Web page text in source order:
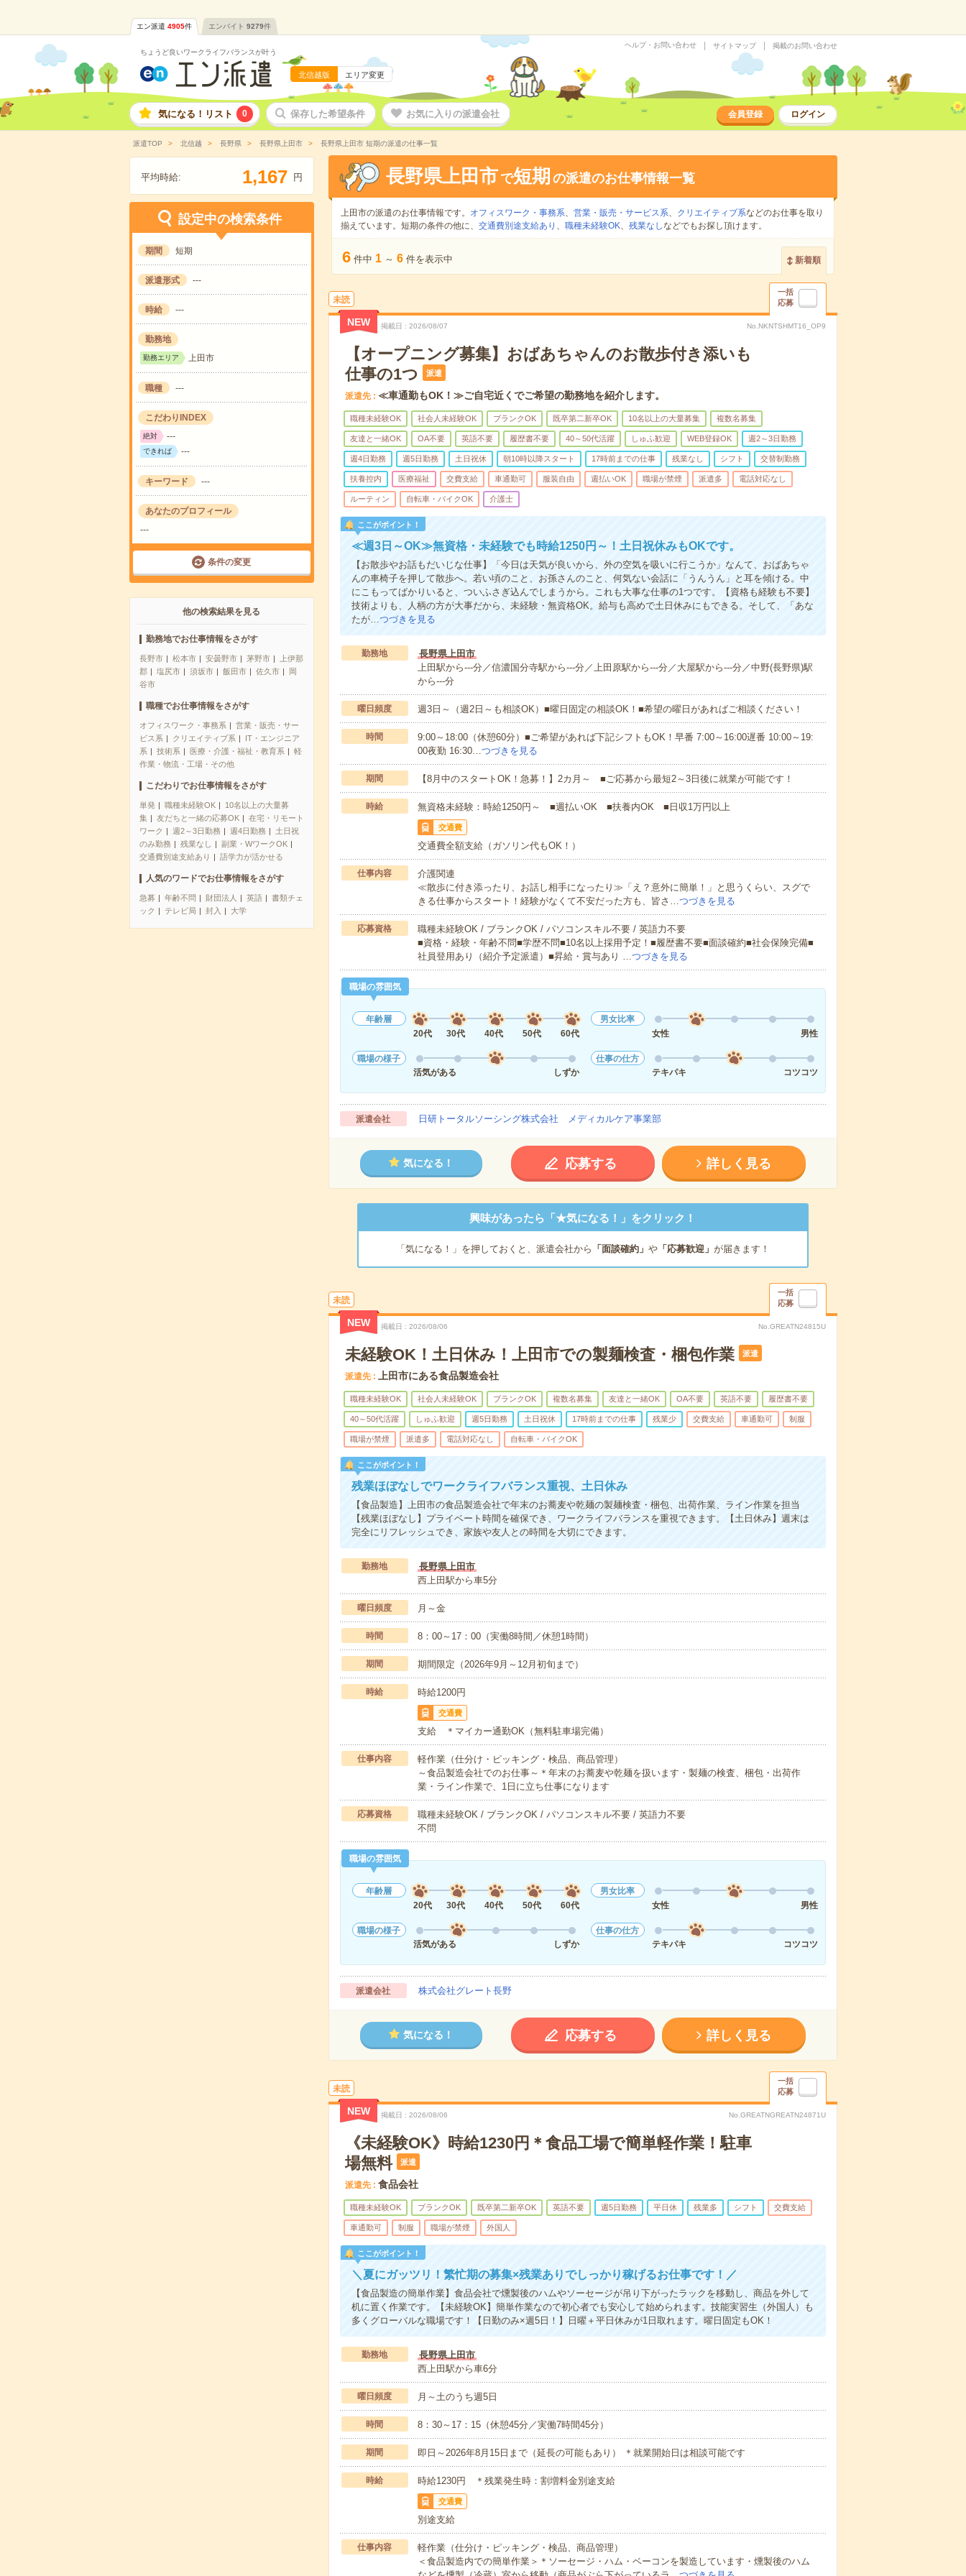
エン派遣 4905件 エンバイト 9279件
ちょうど良いワークライフバランスが叶う
北信越版 エリア変更
ヘルプ・お問い合わせ サイトマップ 掲載のお問い合わせ
気になる！リスト 0 保存した希望条件 お気に入りの派遣会社 会員登録 ログイン
派遣TOP 北信越 長野県 長野県上田市 長野県上田市 短期の派遣の仕事一覧
平均時給: 1,167 円
設定中の検索条件
期間 短期
派遣形式 ---
時給 ---
勤務地
勤務エリア 上田市
職種 ---
こだわりINDEX
絶対 ---
できれば ---
キーワード ---
あなたのプロフィール
---
条件の変更
他の検索結果を見る
勤務地でお仕事情報をさがす
長野市 松本市 安曇野市 茅野市
上伊那
郡
塩尻市 須坂市 飯田市 佐久市
岡
谷市
職種でお仕事情報をさがす
オフィスワーク・事務系
営業・販売・サー
ビス系
クリエイティブ系
IT・エンジニア
系
技術系 医療・介護・福祉・教育系
軽
作業・物流・工場・その他
こだわりでお仕事情報をさがす
単発 職種未経験OK
10名以上の大量募
集
友だちと一緒の応募OK
在宅・リモート
ワーク
週2～3日勤務 週4日勤務
土日祝
のみ勤務
残業なし
副業・WワークOK
交通費別途支給あり
語学力が活かせる
人気のワードでお仕事情報をさがす
急募 年齢不問 財団法人 英語
書類チェ
ック
テレビ局 封入 大学
長野県上田市 で短期 の派遣のお仕事情報一覧
上田市の派遣のお仕事情報です。 オフィスワーク・事務系、 営業・販売・サービス系、 クリエイティブ系などのお仕事を取り
揃えています。短期の条件の他に、 交通費別途支給あり 、 職種未経験OK、 残業なしなどでもお探し頂けます。
6 件中 1 ～ 6 件を表示中 新着順
未読
一括
応募
NEW 掲載日 2026/08/07 No.NKNTSHMT16_OP9
【オープニング募集】おばあちゃんのお散歩付き添いも
仕事の1つ
派遣
派遣先 ≪車通勤もOK！≫ご自宅近くでご希望の勤務地を紹介します。
職種未経験OK 社会人未経験OK ブランクOK 既卒第二新卒OK 10名以上の大量募集 複数名募集
友達と一緒OK OA不要 英語不要 履歴書不要 40～50代活躍 しゅふ歓迎 WEB登録OK 週2～3日勤務
週4日勤務 週5日勤務 土日祝休 朝10時以降スタート 17時前までの仕事 残業なし シフト 交替制勤務
扶養控内 医療福祉 交費支給 車通勤可 服装自由 週払いOK 職場が禁煙 派遣多 電話対応なし
ルーティン 自転車・バイクOK 介護士
ここがポイント！
≪週3日～OK≫無資格・未経験でも時給1250円～！土日祝休みもOKです。
【お散歩やお話もだいじな仕事】「今日は天気が良いから、外の空気を吸いに行こうか」なんて、おばあちゃ
んの車椅子を押して散歩へ。若い頃のこと、お孫さんのこと、何気ない会話に「うんうん」と耳を傾ける。中
にこもってばかりいると、ついふさぎ込んでしまうから。これも大事な仕事の1つです。【資格も経験も不要】
技術よりも、人柄の方が大事だから、未経験・無資格OK。給与も高めで土日休みにもできる。そして、「あな
たが…つづきを見る
勤務地
長野県上田市
上田駅から---分／信濃国分寺駅から---分／上田原駅から---分／大屋駅から---分／中野(長野県)駅
から---分
曜日頻度 週3日～（週2日～も相談OK）■曜日固定の相談OK！■希望の曜日があればご相談ください！
時間
9:00～18:00（休憩60分）■ご希望があれば下記シフトもOK！早番 7:00～16:00遅番 10:00～19:
00夜勤 16:30…つづきを見る
期間 【8月中のスタートOK！急募！】2カ月～ ■ご応募から最短2～3日後に就業が可能です！
時給 無資格未経験：時給1250円～ ■週払いOK ■扶養内OK ■日収1万円以上
交通費
交通費全額支給（ガソリン代もOK！）
仕事内容
介護関連
≪散歩に付き添ったり、お話し相手になったり≫「え？意外に簡単！」と思うくらい、スグで
きる仕事からスタート！経験がなくて不安だった方も、皆さ…つづきを見る
応募資格
職種未経験OK / ブランクOK / パソコンスキル不要 / 英語力不要
■資格・経験・年齢不問■学歴不問■10名以上採用予定！■履歴書不要■面談確約■社会保険完備■
社員登用あり（紹介予定派遣）■昇給・賞与あり …つづきを見る
職場の雰囲気
年齢層
20代
30代 40代 50代 60代
男女比率
女性
男性
職場の様子
活気がある
しずか
仕事の仕方
テキパキ
コツコツ
派遣会社 日研トータルソーシング株式会社 メディカルケア事業部
気になる！ 応募する 詳しく見る
興味があったら「★気になる！」をクリック！
「気になる！」を押しておくと、派遣会社から 「面談確約」 や「応募歓迎」 が届きます！
未読
一括
応募
NEW 掲載日 2026/08/06 No.GREATN24815U
未経験OK！土日休み！上田市での製麺検査・梱包作業 派遣
派遣先 上田市にある食品製造会社
職種未経験OK 社会人未経験OK ブランクOK 複数名募集 友達と一緒OK OA不要 英語不要 履歴書不要
40～50代活躍 しゅふ歓迎 週5日勤務 土日祝休 17時前までの仕事 残業少 交費支給 車通勤可 制服
職場が禁煙 派遣多 電話対応なし 自転車・バイクOK
ここがポイント！
残業ほぼなしでワークライフバランス重視、土日休み
【食品製造】上田市の食品製造会社で年末のお蕎麦や乾麺の製麺検査・梱包、出荷作業、ライン作業を担当
【残業ほぼなし】プライベート時間を確保でき、ワークライフバランスを重視できます。【土日休み】週末は
完全にリフレッシュでき、家族や友人との時間を大切にできます。
勤務地
長野県上田市
西上田駅から車5分
曜日頻度 月～金
時間 8：00～17：00（実働8時間／休憩1時間）
期間 期間限定（2026年9月～12月初旬まで）
時給 時給1200円
交通費
支給 ＊マイカー通勤OK（無料駐車場完備）
仕事内容
軽作業（仕分け・ピッキング・検品、商品管理）
～食品製造会社でのお仕事～＊年末のお蕎麦や乾麺を扱います・製麺の検査、梱包・出荷作
業・ライン作業で、1日に立ち仕事になります
応募資格
職種未経験OK / ブランクOK / パソコンスキル不要 / 英語力不要
不問
職場の雰囲気
年齢層
20代
30代 40代 50代 60代
男女比率
女性
男性
職場の様子
活気がある
しずか
仕事の仕方
テキパキ
コツコツ
派遣会社 株式会社グレート長野
気になる！ 応募する 詳しく見る
未読
一括
応募
NEW 掲載日 2026/08/06 No.GREATNGREATN24871U
《未経験OK》時給1230円＊食品工場で簡単軽作業！駐車
場無料
派遣
派遣先 食品会社
職種未経験OK ブランクOK 既卒第二新卒OK 英語不要 週5日勤務 平日休 残業多 シフト 交費支給
車通勤可 制服 職場が禁煙 外国人
ここがポイント！
＼夏にガッツリ！繁忙期の募集×残業ありでしっかり稼げるお仕事です！／
【食品製造の簡単作業】食品会社で燻製後のハムやソーセージが吊り下がったラックを移動し、商品を外して
机に置く作業です。【未経験OK】簡単作業なので初心者でも安心して始められます。技能実習生（外国人）も
多くグローバルな職場です！【日勤のみ×週5日！】日曜＋平日休みが1日取れます。曜日固定もOK！
勤務地
長野県上田市
西上田駅から車6分
曜日頻度 月～土のうち週5日
時間 8：30～17：15（休憩45分／実働7時間45分）
期間 即日～2026年8月15日まで（延長の可能もあり） ＊就業開始日は相談可能です
時給 時給1230円 ＊残業発生時：割増料金別途支給
交通費
別途支給
仕事内容
軽作業（仕分け・ピッキング・検品、商品管理）
＜食品製造内での簡単作業＞＊ソーセージ・ハム・ベーコンを製造しています・燻製後のハム